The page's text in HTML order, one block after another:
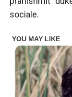
sociale.